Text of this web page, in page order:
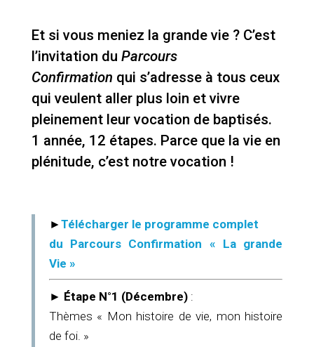
Et si vous meniez la grande vie ?C’est
l’invitation du Parcours
Confirmation qui s’adresse à tous ceux
qui veulent aller plus loin et vivre
pleinement leur vocation de baptisés.
1 année, 12 étapes. Parce que la vie en
plénitude, c’est notre vocation !
► Télécharger le programme complet
du Parcours Confirmation « La grande
Vie »
► Étape N°1 (Décembre):
Thèmes « Mon histoire de vie, mon histoire
de foi. »